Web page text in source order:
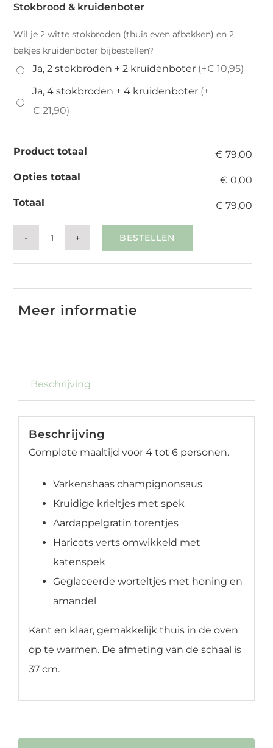
Stokbrood & kruidenboter
Wil je 2 witte stokbroden (thuis even afbakken) en 2
bakjes kruidenboter bijbestellen?
Ja, 2 stokbroden + 2 kruidenboter (+€ 10,95)
Ja, 4 stokbroden + 4 kruidenboter (+
€ 21,90)
Product totaal
€ 79,00
Opties totaal
€ 0,00
Totaal
€ 79,00
varkenshaas
(4-
6p)
BESTELLEN
Meer informatie
Beschrijving
Beschrijving
Complete maaltijd voor 4 tot 6 personen.
Varkenshaas champignonsaus
Kruidige krieltjes met spek
Aardappelgratin torentjes
Haricots verts omwikkeld met
katenspek
Geglaceerde worteltjes met honing en
amandel
Kant en klaar, gemakkelijk thuis in de oven
op te warmen. De afmeting van de schaal is
37 cm.